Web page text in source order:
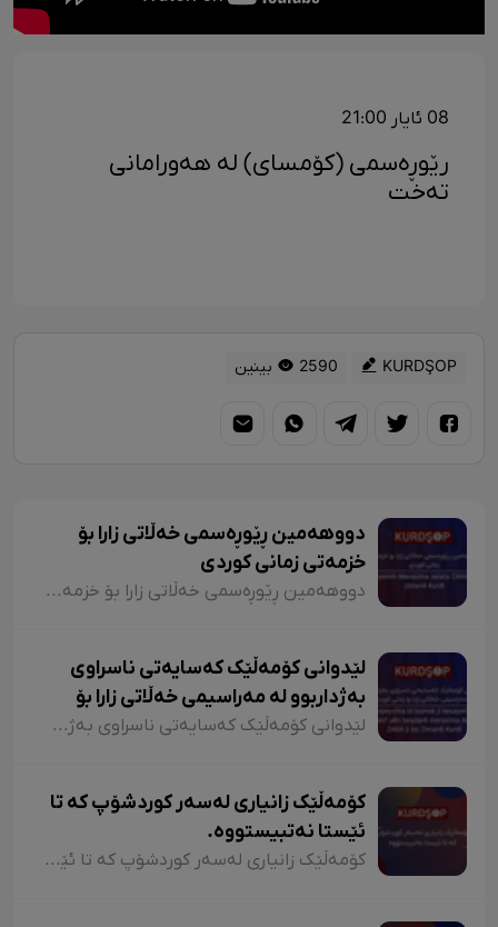
08 ئایار 21:00
رێوڕەسمی (کۆمسای) لە هەورامانی
تەخت
KURDŞOP 2590 بینین
دووهەمین ڕێوڕەسمی خەڵاتی زارا بۆ
خزمەتی زمانی کوردی
دووهەمین ڕێوڕەسمی خەڵاتی زارا بۆ خزمەتی زمانی کوردی
لێدوانی کۆمەڵێک کەسایەتی ناسراوی
بەژداربوو لە مەراسیمی خەڵاتی زارا بۆ
زمانی کوردی
لێدوانی کۆمەڵێک کەسایەتی ناسراوی بەژداربوو لە مەراسیمی خەڵاتی زارا بۆ زمانی کوردی
کۆمەڵێک زانیاری لەسەر کوردشۆپ کە تا
ئێستا نەتبیستووە.
کۆمەڵێک زانیاری لەسەر کوردشۆپ کە تا ئێستا نەتبیستووە.